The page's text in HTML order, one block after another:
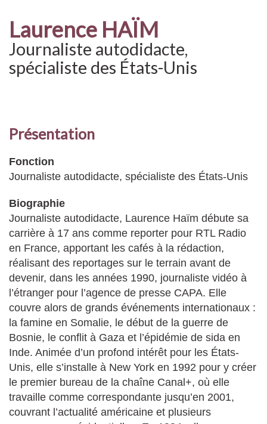
Laurence HAÏM
Journaliste autodidacte,
spécialiste des États-Unis
Présentation
Fonction
Journaliste autodidacte, spécialiste des États-Unis
Biographie
Journaliste autodidacte, Laurence Haïm débute sa
carrière à 17 ans comme reporter pour RTL Radio
en France, apportant les cafés à la rédaction,
réalisant des reportages sur le terrain avant de
devenir, dans les années 1990, journaliste vidéo à
l’étranger pour l’agence de presse CAPA. Elle
couvre alors de grands événements internationaux :
la famine en Somalie, le début de la guerre de
Bosnie, le conflit à Gaza et l’épidémie de sida en
Inde. Animée d’un profond intérêt pour les États-
Unis, elle s’installe à New York en 1992 pour y créer
le premier bureau de la chaîne Canal+, où elle
travaille comme correspondante jusqu’en 2001,
couvrant l’actualité américaine et plusieurs